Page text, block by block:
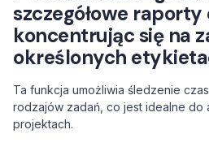
szczegółowe raporty
koncentrując się na
określonych
Ta funkcja umożliwia śledzenie
rodzajów zadań, co jest idealne do
projektach.